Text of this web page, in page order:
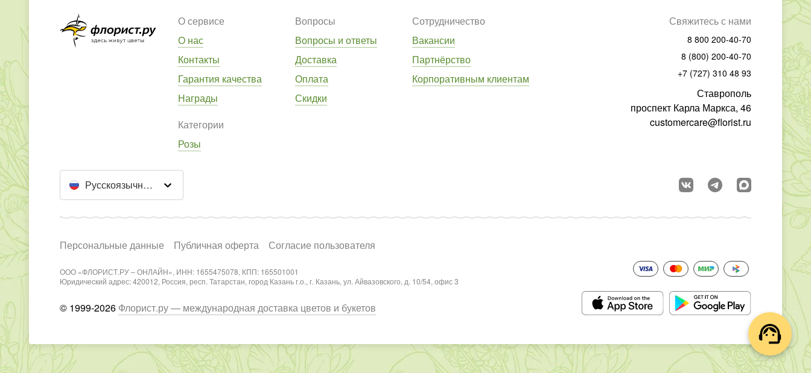
О сервисе
О нас
Контакты
Гарантия качества
Награды
Вопросы
Вопросы и ответы
Доставка
Оплата
Скидки
Сотрудничество
Вакансии
Партнёрство
Корпоративным клиентам
Категории
Розы
Свяжитесь с нами
8 800 200-40-70
8 (800) 200-40-70
+7 (727) 310 48 93
Ставрополь
проспект Карла Маркса, 46
customercare@florist.ru
Русскоязычный сайт
Персональные данные Публичная оферта Согласие пользователя
ООО «ФЛОРИСТ.РУ – ОНЛАЙН», ИНН: 1655475078, КПП: 165501001
Юридический адрес: 420012, Россия, респ. Татарстан, город Казань г.о., г. Казань, ул. Айвазовского, д. 10/54, офис 3
© 1999-2026 Флорист.ру — международная доставка цветов и букетов